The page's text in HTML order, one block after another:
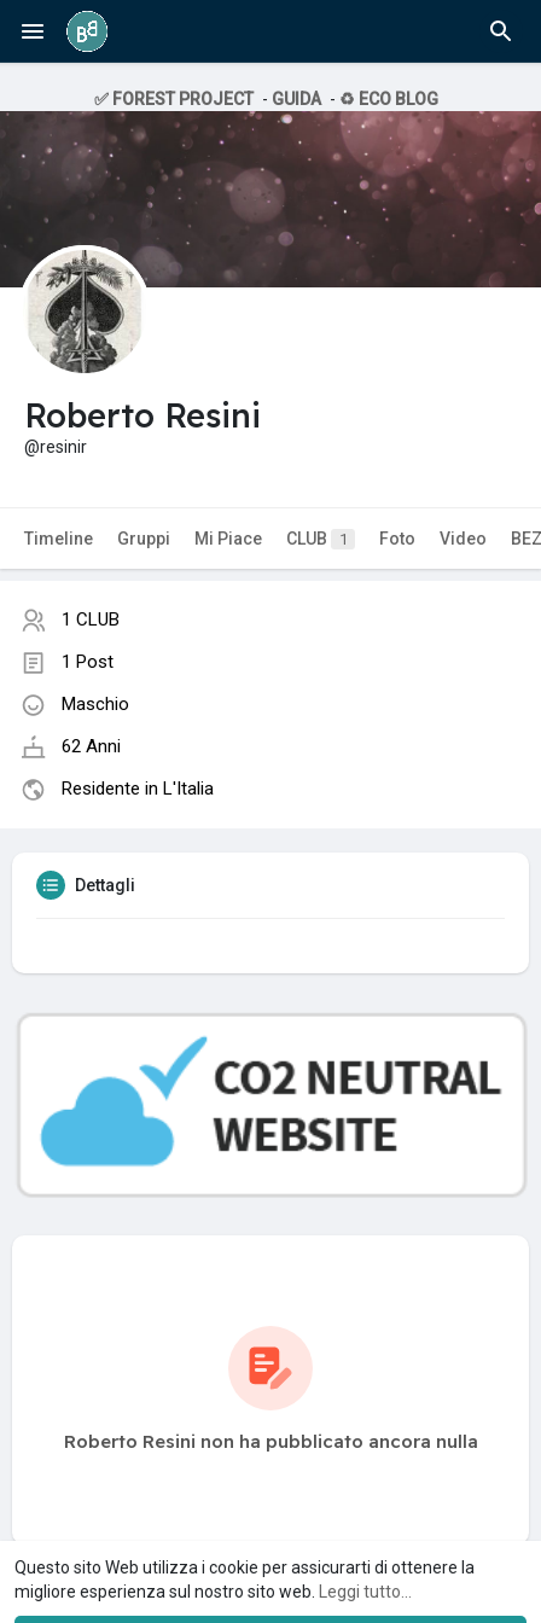
Questo sito Web utilizza i cookie per assicurarti di ottenere la
migliore esperienza sul nostro sito web.
Leggi tutto...
✅ FOREST PROJECT - GUIDA - ♻️ ECO BLOG
Roberto Resini
@resinir
Timeline Gruppi Mi Piace CLUB 1 Foto Video BEZ
1 CLUB
1 Post
Maschio
62 Anni
Residente in L'Italia
Dettagli
Roberto Resini non ha pubblicato ancora nulla